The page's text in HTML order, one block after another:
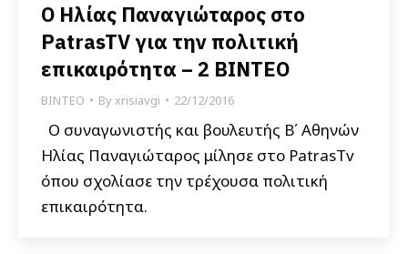
Ο Ηλίας Παναγιώταρος στο
PatrasTV για την πολιτική
επικαιρότητα – 2 ΒΙΝΤΕΟ
ΒΙΝΤΕΟ Byxrisiavgi 22/12/2016
Ο συναγωνιστής και βουλευτής Β΄ Αθηνών
Ηλίας Παναγιώταρος μίλησε στο PatrasTv
όπου σχολίασε την τρέχουσα πολιτική
επικαιρότητα.